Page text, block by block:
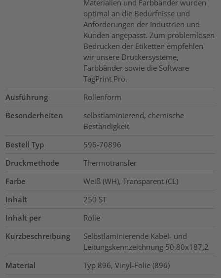
Materialien und Farbbänder wurden
optimal an die Bedürfnisse und
Anforderungen der Industrien und
Kunden angepasst. Zum problemlosen
Bedrucken der Etiketten empfehlen
wir unsere Druckersysteme,
Farbbänder sowie die Software
TagPrint Pro.
Ausführung
Rollenform
Besonderheiten
selbstlaminierend, chemische
Beständigkeit
Bestell Typ
596-70896
Druckmethode
Thermotransfer
Farbe
Weiß (WH), Transparent (CL)
Inhalt
250 ST
Inhalt per
Rolle
Kurzbeschreibung
Selbstlaminierende Kabel- und
Leitungskennzeichnung 50.80x187,2
Material
Typ 896, Vinyl-Folie (896)